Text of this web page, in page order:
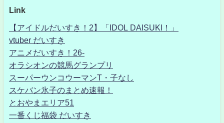
Link
【アイドルだいすき！2】「IDOL DAISUKI！」
vtuber だいすき
アニメだいすき！26-
オラシオンの競馬グランプリ
スーパーウンコウーマンT・子なし
スケバン氷子のまとめ速報！
とおやまエリア51
一番くじ福袋 だいすき